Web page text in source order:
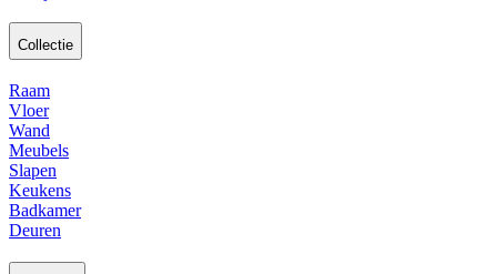
Collectie
Raam
Vloer
Wand
Meubels
Slapen
Keukens
Badkamer
Deuren